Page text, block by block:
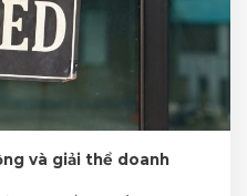
và giải thể doanh